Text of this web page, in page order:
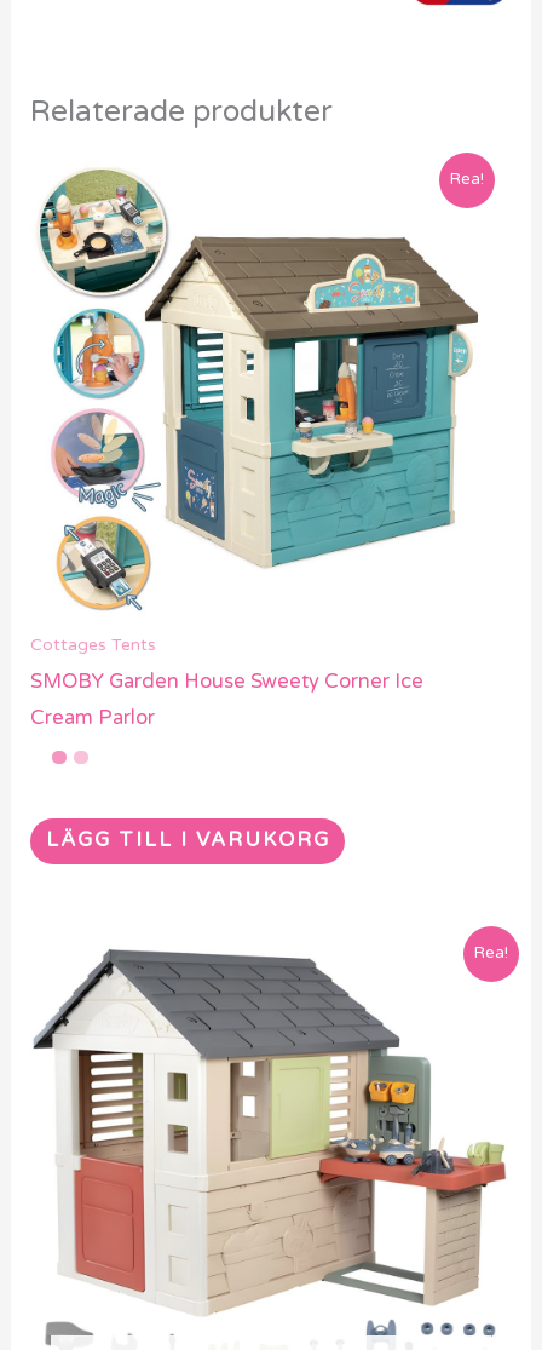
Relaterade produkter
Rea!
Cottages Tents
SMOBY Garden House Sweety Corner Ice
Cream Parlor
LÄGG TILL I VARUKORG
Rea!